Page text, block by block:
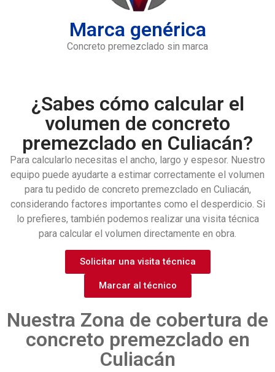
Marca genérica
Concreto premezclado sin marca
¿Sabes cómo calcular el
volumen de concreto
premezclado en Culiacán?
Para calcularlo necesitas el ancho, largo y espesor. Nuestro
equipo puede ayudarte a estimar correctamente el volumen
para tu pedido de concreto premezclado en Culiacán,
considerando factores importantes como el desperdicio. Si
lo prefieres, también podemos realizar una visita técnica
para calcular el volumen directamente en obra.
Solicitar una visita técnica
Marcar al técnico
Nuestra Zona de cobertura de
concreto premezclado en
Culiacán